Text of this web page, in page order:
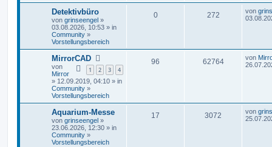
Detektivbüro
von grinseengel »
03.08.2026, 10:53 » in
Community »
Vorstellungsbereich
0 272 von
MirrorCAD
1 2 3 4
von
Mirror
» 12.09.2019, 04:10 » in
Community »
Vorstellungsbereich
96 62764 von
Aquarium-Messe
von grinseengel »
23.06.2026, 12:30 » in
Community »
Vorstellungsbereich
17 3072 von